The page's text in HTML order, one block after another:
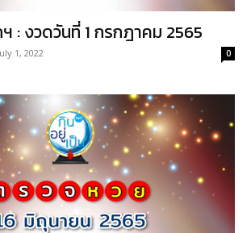
: งวดวันที่ 1 กรกฎาคม 2565
1, 2022 0